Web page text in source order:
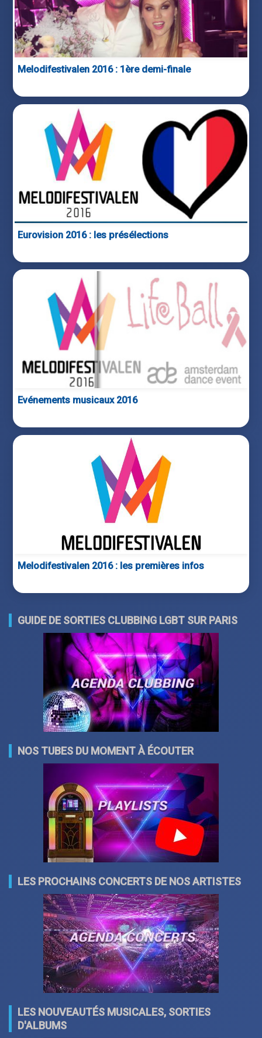
Melodifestivalen 2016 : 1ère demi-finale
Eurovision 2016 : les présélections
Evénements musicaux 2016
Melodifestivalen 2016 : les premières infos
GUIDE DE SORTIES CLUBBING LGBT SUR PARIS
NOS TUBES DU MOMENT À ÉCOUTER
LES PROCHAINS CONCERTS DE NOS ARTISTES
LES NOUVEAUTÉS MUSICALES, SORTIES
D'ALBUMS